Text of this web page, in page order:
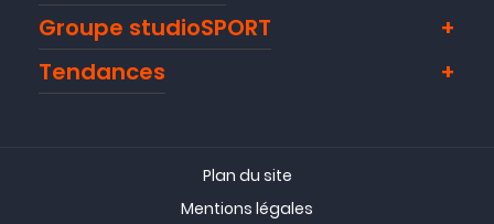
Groupe studioSPORT
Tendances
Plan du site
Mentions légales